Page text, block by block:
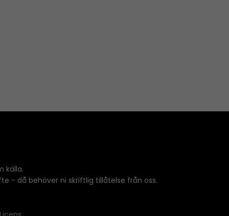
källa.
- då behöver ni skriftlig tillåtelse från oss.